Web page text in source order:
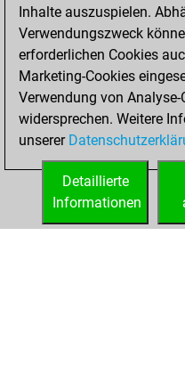
STARTSEITE
Inhalte auszuspielen.
Verwendungszweck
erforderlichen Cookies
Marketing-Cookies
Verwendung von
widersprechen. Weitere
unserer
Detaillierte
Informationen